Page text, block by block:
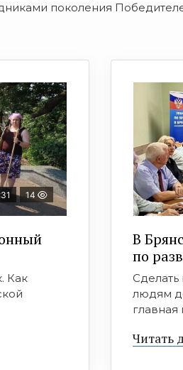
поколения
14
Как
В
по
людям
главная
Читать